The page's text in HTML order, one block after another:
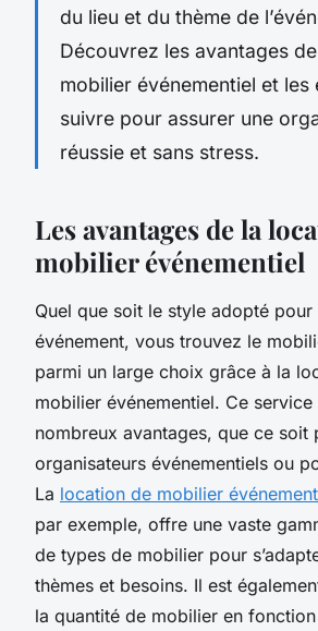
du lieu et du thème de
Découvrez les avantages
mobilier événementiel et les
suivre pour assurer une
réussie et sans stress.
Les avantages de la
mobilier événementiel
Quel que soit le style adopté
événement, vous trouvez le
parmi un large choix grâce à la
mobilier événementiel. Ce
nombreux avantages, que ce soit
organisateurs événementiels ou
La location de mobilier
par exemple, offre une vaste
de types de mobilier pour
thèmes et besoins. Il est
la quantité de mobilier en